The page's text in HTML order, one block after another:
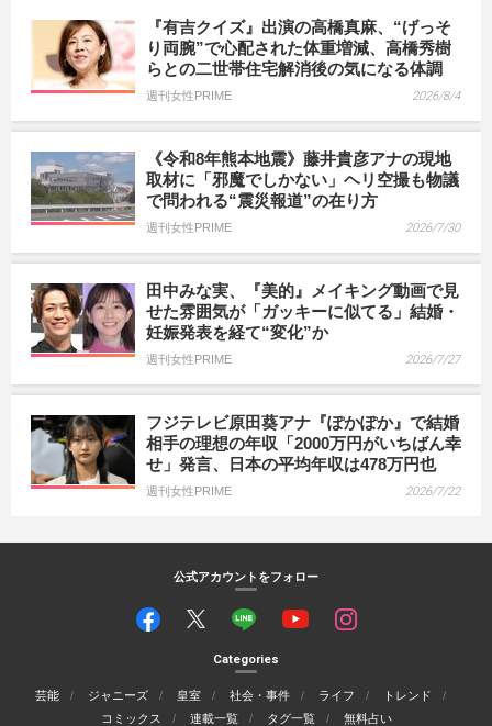
『有吉クイズ』出演の高橋真麻、“げっそ
り両腕”で心配された体重増減、高橋秀樹
らとの二世帯住宅解消後の気になる体調
週刊女性PRIME 2026/8/4
《令和8年熊本地震》藤井貴彦アナの現地
取材に「邪魔でしかない」ヘリ空撮も物議
で問われる“震災報道”の在り方
週刊女性PRIME 2026/7/30
田中みな実、『美的』メイキング動画で見
せた雰囲気が「ガッキーに似てる」結婚・
妊娠発表を経て“変化”か
週刊女性PRIME 2026/7/27
フジテレビ原田葵アナ『ぽかぽか』で結婚
相手の理想の年収「2000万円がいちばん幸
せ」発言、日本の平均年収は478万円也
週刊女性PRIME 2026/7/22
公式アカウントをフォロー
Categories
芸能 ジャニーズ 皇室 社会・事件 ライフ
トレンド
コミックス
連載一覧 タグ一覧 無料占い